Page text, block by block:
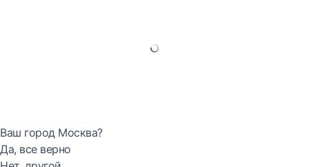
Ваш город Москва?
Да, все верно